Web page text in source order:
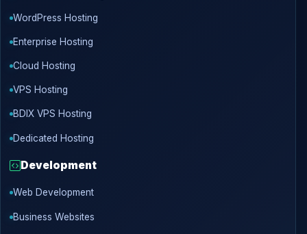
WordPress Hosting
Enterprise Hosting
Cloud Hosting
VPS Hosting
BDIX VPS Hosting
Dedicated Hosting
Development
Web Development
Business Websites